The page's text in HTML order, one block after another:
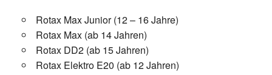
Rotax Max Junior (12 – 16 Jahre)
Rotax Max (ab 14 Jahren)
Rotax DD2 (ab 15 Jahren)
Rotax Elektro E20 (ab 12 Jahren)